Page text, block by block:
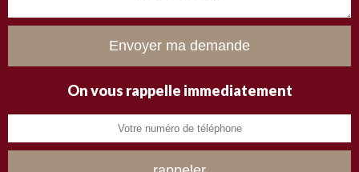
On vous rappelle immediatement